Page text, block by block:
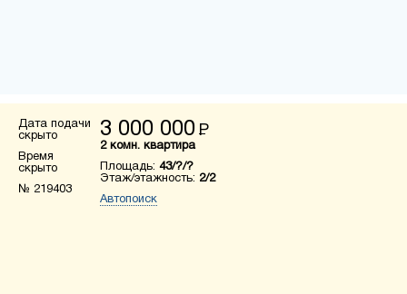
Дата подачи
скрыто
Время
скрыто
№ 219403
3 000 000 Р
2 комн. квартира
Площадь: 43/?/?
Этаж/этажность: 2/2
Автопоиск